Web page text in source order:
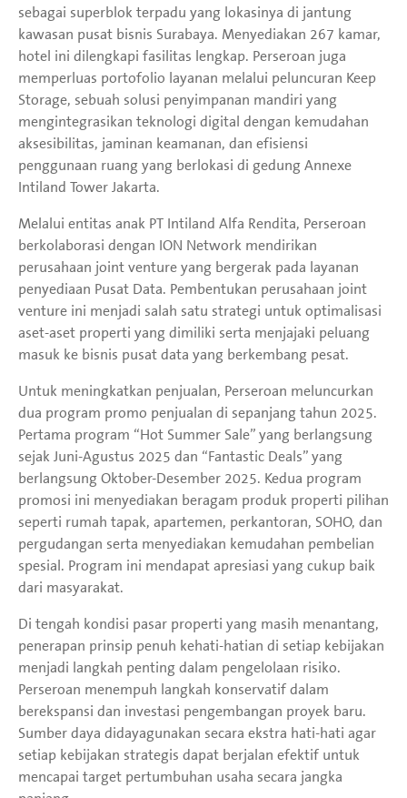
sebagai superblok terpadu yang lokasinya di jantung
kawasan pusat bisnis Surabaya. Menyediakan 267 kamar,
hotel ini dilengkapi fasilitas lengkap. Perseroan juga
memperluas portofolio layanan melalui peluncuran Keep
Storage, sebuah solusi penyimpanan mandiri yang
mengintegrasikan teknologi digital dengan kemudahan
aksesibilitas, jaminan keamanan, dan efisiensi
penggunaan ruang yang berlokasi di gedung Annexe
Intiland Tower Jakarta.
Melalui entitas anak PT Intiland Alfa Rendita, Perseroan
berkolaborasi dengan ION Network mendirikan
perusahaan joint venture yang bergerak pada layanan
penyediaan Pusat Data. Pembentukan perusahaan joint
venture ini menjadi salah satu strategi untuk optimalisasi
aset-aset properti yang dimiliki serta menjajaki peluang
masuk ke bisnis pusat data yang berkembang pesat.
Untuk meningkatkan penjualan, Perseroan meluncurkan
dua program promo penjualan di sepanjang tahun 2025.
Pertama program “Hot Summer Sale” yang berlangsung
sejak Juni-Agustus 2025 dan “Fantastic Deals” yang
berlangsung Oktober-Desember 2025. Kedua program
promosi ini menyediakan beragam produk properti pilihan
seperti rumah tapak, apartemen, perkantoran, SOHO, dan
pergudangan serta menyediakan kemudahan pembelian
spesial. Program ini mendapat apresiasi yang cukup baik
dari masyarakat.
Di tengah kondisi pasar properti yang masih menantang,
penerapan prinsip penuh kehati-hatian di setiap kebijakan
menjadi langkah penting dalam pengelolaan risiko.
Perseroan menempuh langkah konservatif dalam
berekspansi dan investasi pengembangan proyek baru.
Sumber daya didayagunakan secara ekstra hati-hati agar
setiap kebijakan strategis dapat berjalan efektif untuk
mencapai target pertumbuhan usaha secara jangka